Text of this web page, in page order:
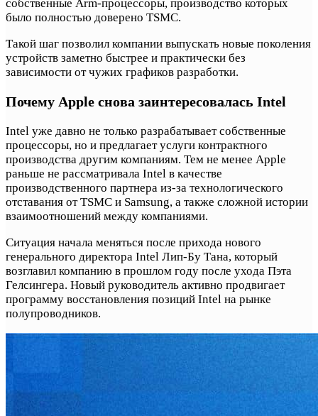
собственные Arm-процессоры, производство которых
было полностью доверено TSMC.
Такой шаг позволил компании выпускать новые поколения
устройств заметно быстрее и практически без
зависимости от чужих графиков разработки.
Почему Apple снова заинтересовалась Intel
Intel уже давно не только разрабатывает собственные
процессоры, но и предлагает услуги контрактного
производства другим компаниям. Тем не менее Apple
раньше не рассматривала Intel в качестве
производственного партнера из-за технологического
отставания от TSMC и Samsung, а также сложной истории
взаимоотношений между компаниями.
Ситуация начала меняться после прихода нового
генерального директора Intel Лип-Бу Тана, который
возглавил компанию в прошлом году после ухода Пэта
Гелсингера. Новый руководитель активно продвигает
программу восстановления позиций Intel на рынке
полупроводников.